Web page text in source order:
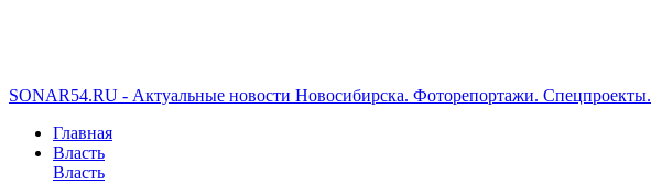
SONAR54.RU - Актуальные новости Новосибирска. Фоторепортажи. Спецпроекты.
Главная
Власть
Власть